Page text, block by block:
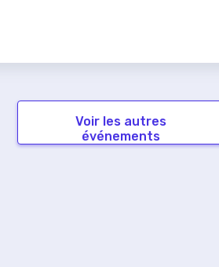
Voir les autres
événements